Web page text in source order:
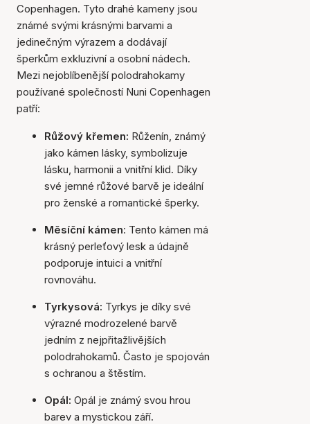
Copenhagen. Tyto drahé kameny jsou
známé svými krásnými barvami a
jedinečným výrazem a dodávají
šperkům exkluzivní a osobní nádech.
Mezi nejoblíbenější polodrahokamy
používané společností Nuni Copenhagen
patří:
Růžový křemen: Růženín, známý
jako kámen lásky, symbolizuje
lásku, harmonii a vnitřní klid. Díky
své jemné růžové barvě je ideální
pro ženské a romantické šperky.
Měsíční kámen: Tento kámen má
krásný perleťový lesk a údajně
podporuje intuici a vnitřní
rovnováhu.
Tyrkysová: Tyrkys je díky své
výrazné modrozelené barvě
jedním z nejpřitažlivějších
polodrahokamů. Často je spojován
s ochranou a štěstím.
Opál: Opál je známý svou hrou
barev a mystickou září.